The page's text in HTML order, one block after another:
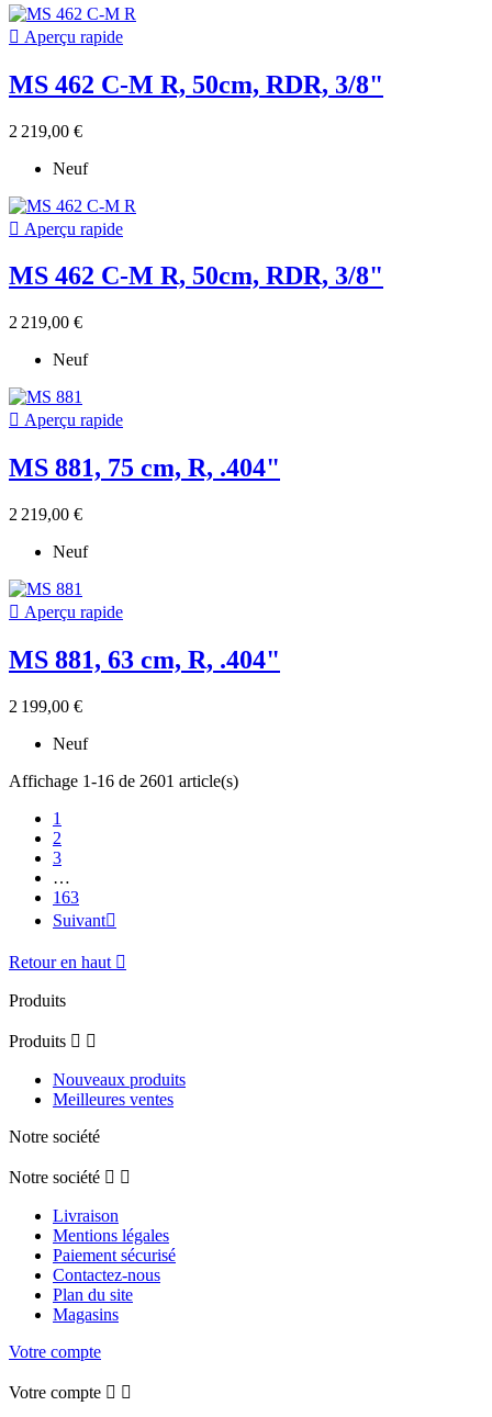
 Aperçu rapide
MS 462 C-M R, 50cm, RDR, 3/8"
2 219,00 €
Neuf
 Aperçu rapide
MS 462 C-M R, 50cm, RDR, 3/8"
2 219,00 €
Neuf
 Aperçu rapide
MS 881, 75 cm, R, .404"
2 219,00 €
Neuf
 Aperçu rapide
MS 881, 63 cm, R, .404"
2 199,00 €
Neuf
Affichage 1-16 de 2601 article(s)
1
2
3
…
163
Suivant
Retour en haut 
Produits
Produits  
Nouveaux produits
Meilleures ventes
Notre société
Notre société  
Livraison
Mentions légales
Paiement sécurisé
Contactez-nous
Plan du site
Magasins
Votre compte
Votre compte  